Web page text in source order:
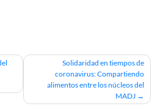
Solidaridad en tiempos de
coronavirus: Compartiendo
alimentos entre los núcleos del
MADJ